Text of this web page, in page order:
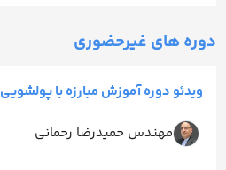
دوره های غیرحضوری
ویدئو دوره آموزش مبارزه با پولشویی
مهندس حمیدرضا رحمانی